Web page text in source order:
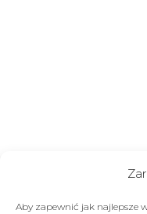
Aby zapewnić jak najlepsze